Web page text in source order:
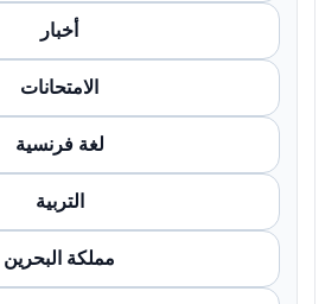
أخبار
الامتحانات
لغة فرنسية
التربية
مملكة البحرين